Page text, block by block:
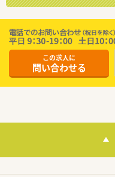
この求人に
問い合わせる